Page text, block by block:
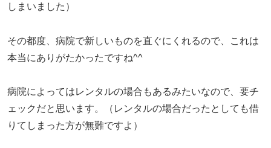
しまいました）
その都度、病院で新しいものを直ぐにくれるので、これは
本当にありがたかったですね^^
病院によってはレンタルの場合もあるみたいなので、要チ
ェックだと思います。（レンタルの場合だったとしても借
りてしまった方が無難ですよ）